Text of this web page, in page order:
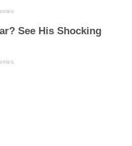
See His Shocking